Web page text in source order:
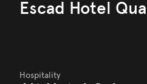
Escad Hotel
Hospitality